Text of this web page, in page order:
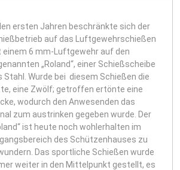
ersten Jahren beschränkte sich der
auf das Luftgewehrschießen
einem 6 mm-Luftgewehr auf den
„Roland“, einer Schießscheibe
Stahl. Wurde bei diesem Schießen die
eine Zwölf; getroffen ertönte eine
wodurch den Anwesenden das
zum austrinken gegeben wurde. Der
ist heute noch wohlerhalten im
des Schützenhauses zu
Das sportliche Schießen wurde
weiter in den Mittelpunkt gestellt, es